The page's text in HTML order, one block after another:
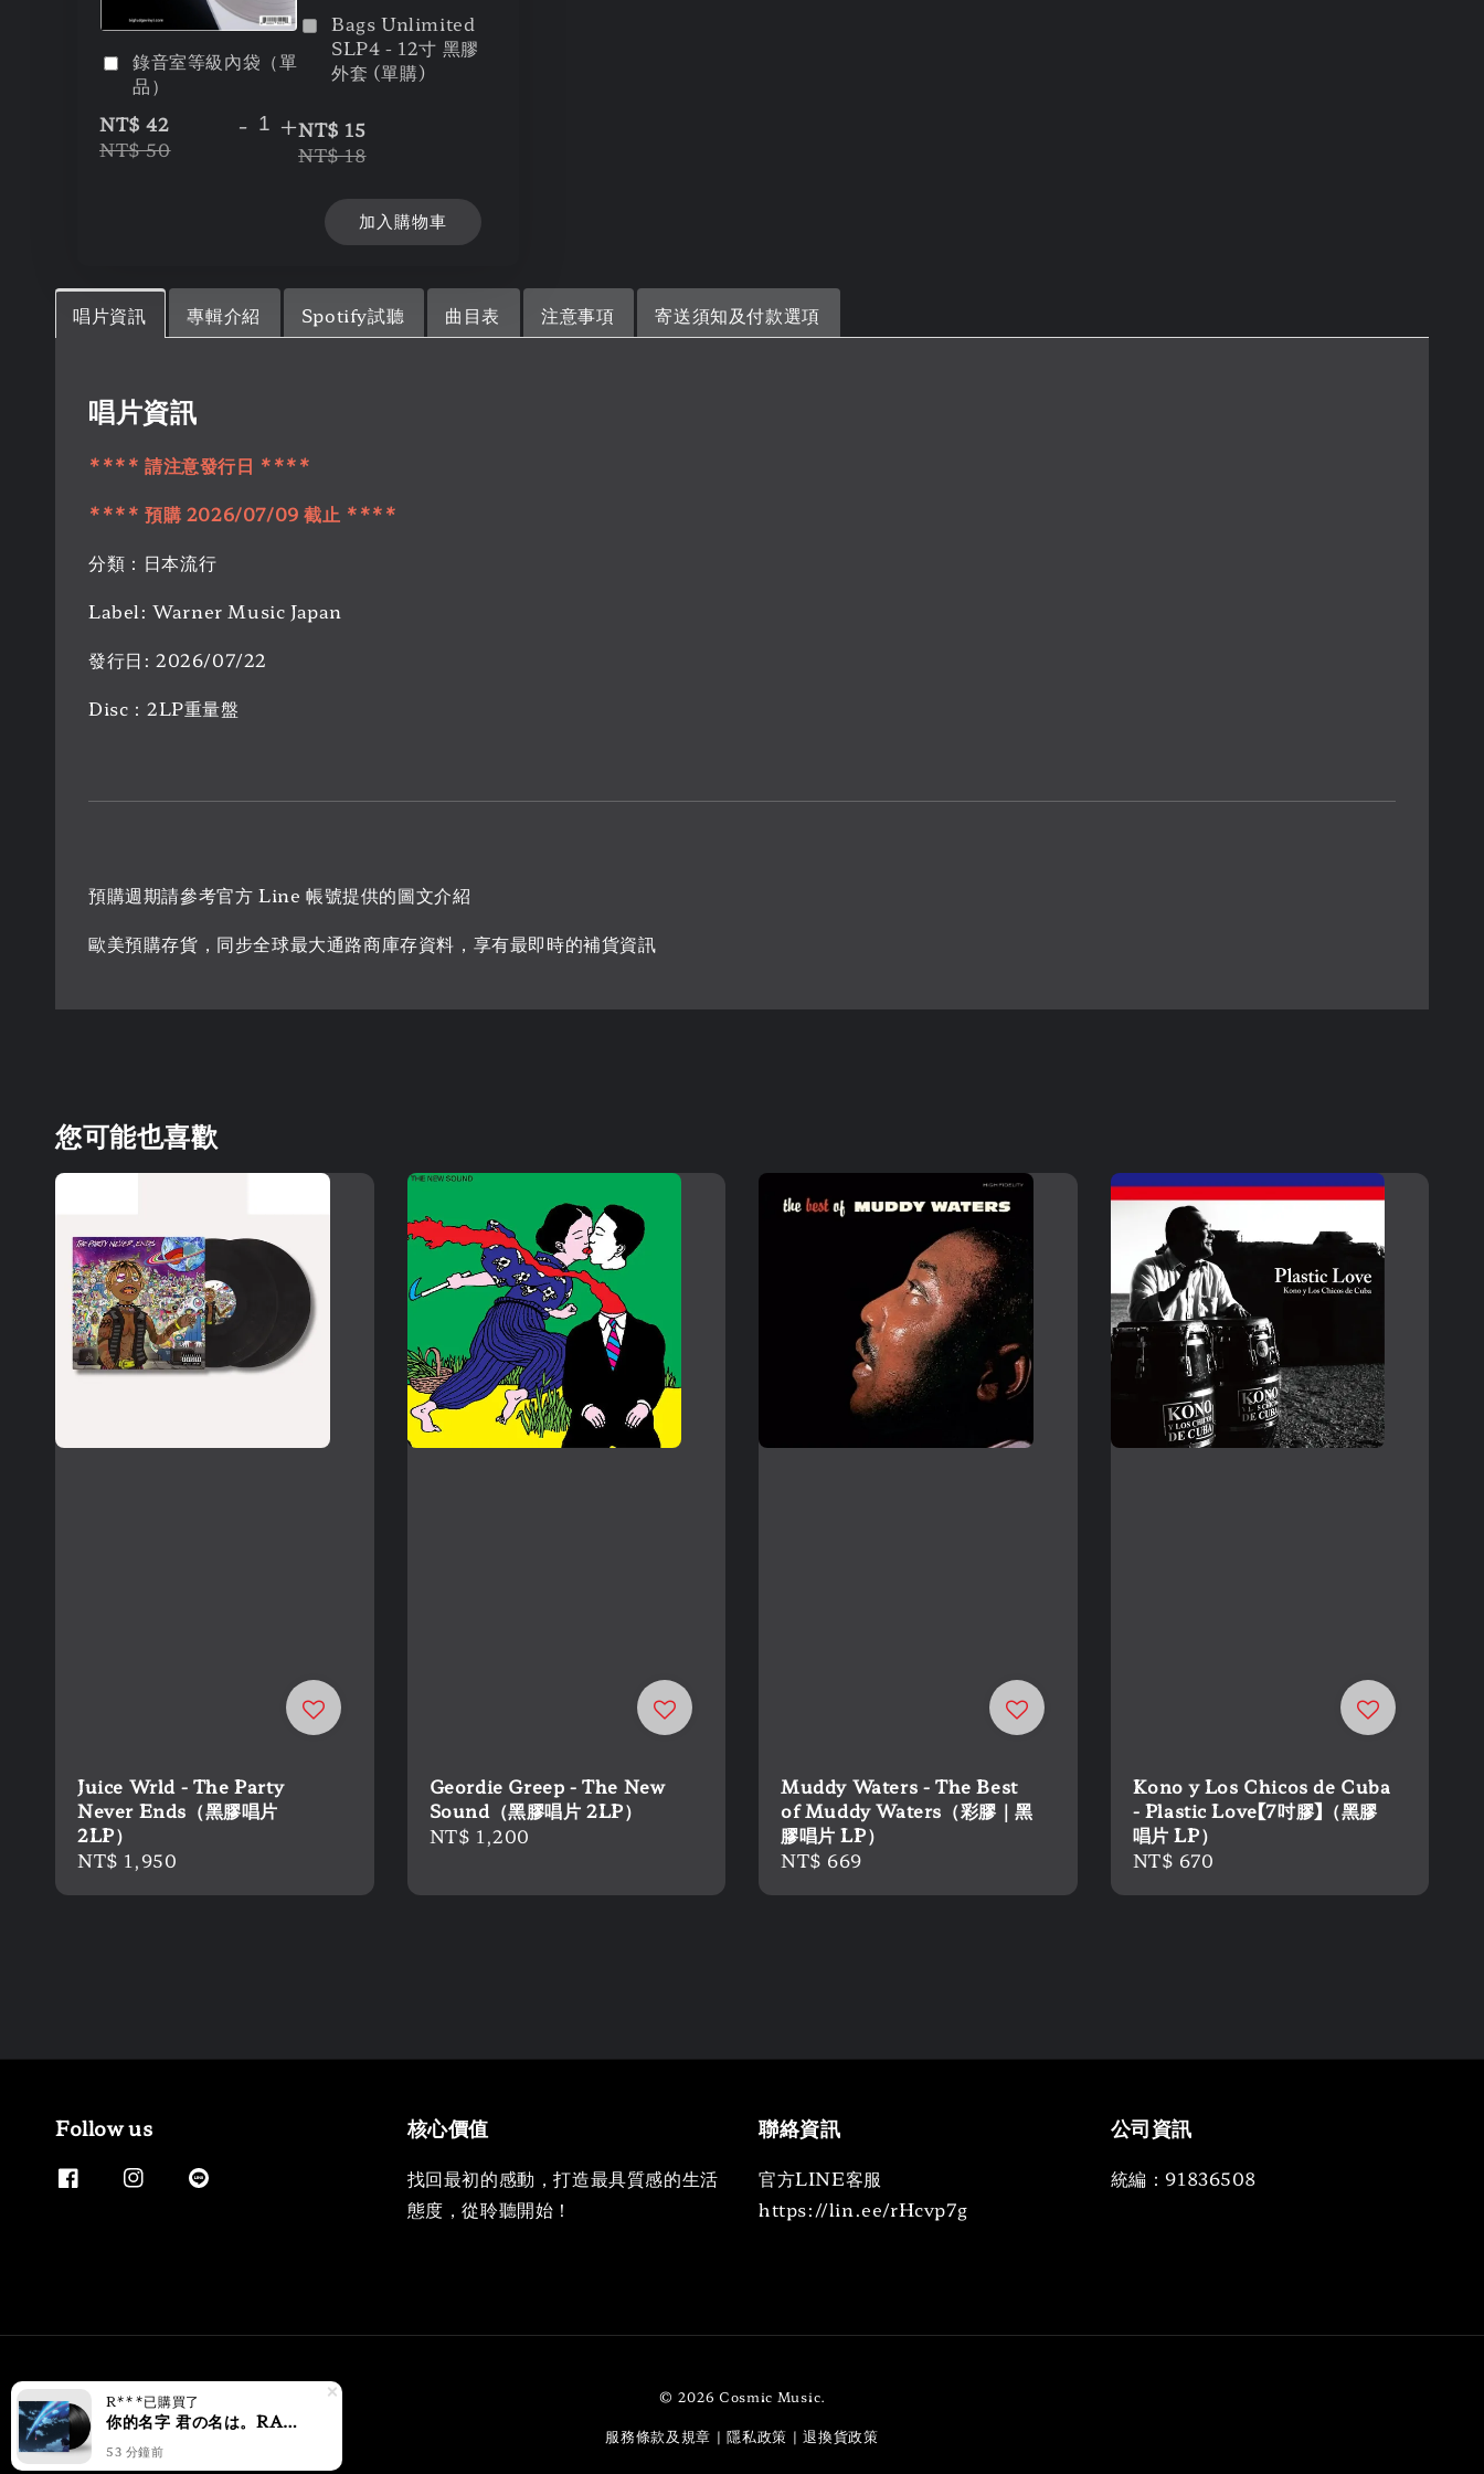
錄音室等級內袋（單
品）
NT$ 42
NT$ 50
- +
Bags Unlimited
SLP4 - 12寸 黑膠
外套 (單購)
NT$ 15
NT$ 18
加入購物車
唱片資訊 專輯介紹 Spotify試聽 曲目表 注意事項 寄送須知及付款選項
唱片資訊
**** 請注意發行日 ****
**** 預購 2026/07/09 截止 ****
分類：日本流行
Label: Warner Music Japan
發行日: 2026/07/22
Disc：2LP重量盤
預購週期請參考官方 Line 帳號提供的圖文介紹
歐美預購存貨，同步全球最大通路商庫存資料，享有最即時的補貨資訊
您可能也喜歡
Juice Wrld - The Party
Never Ends（黑膠唱片
2LP）
Regular
NT$ 1,950
Geordie Greep - The New
Sound（黑膠唱片 2LP）
Regular
NT$ 1,200
Muddy Waters - The Best
of Muddy Waters（彩膠｜黑
膠唱片 LP）
Regular
NT$ 669
Kono y Los Chicos de Cuba
- Plastic Love【7吋膠】（黑膠
唱片 LP）
Regular
NT$ 670
Follow us 核心價值
找回最初的感動，打造最具質感的生活
態度，從聆聽開始！
聯絡資訊
官方LINE客服
https://lin.ee/rHcvp7g
公司資訊
統編：91836508
© 2026 Cosmic Music.
服務條款及規章 |隱私政策 |退換貨政策
R***已購買了